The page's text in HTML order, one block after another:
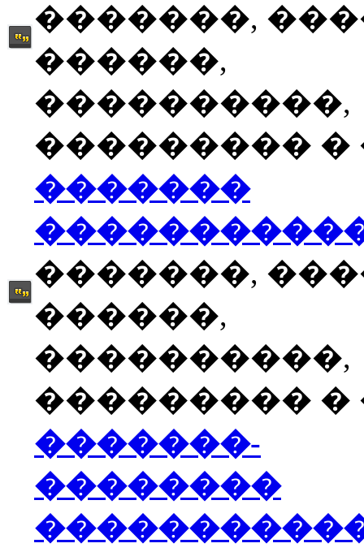
�������,
������,
����������,
��������� �
�������
�������,
������,
����������,
��������� �
�������-
��������